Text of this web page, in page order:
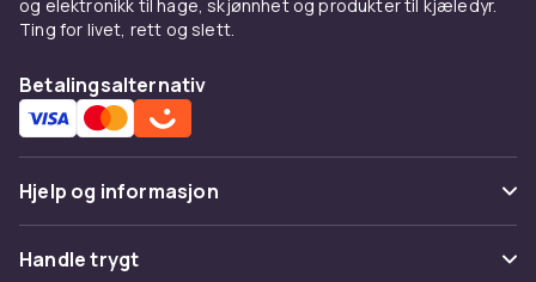
og elektronikk til hage, skjønnhet og produkter til kjæledyr.
Ting for livet, rett og slett.
Betalingsalternativ
Hjelp og informasjon
Vanlige spørsmål
Handle trygt